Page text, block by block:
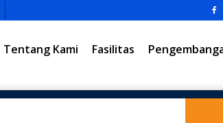
Tentang Kami Fasilitas